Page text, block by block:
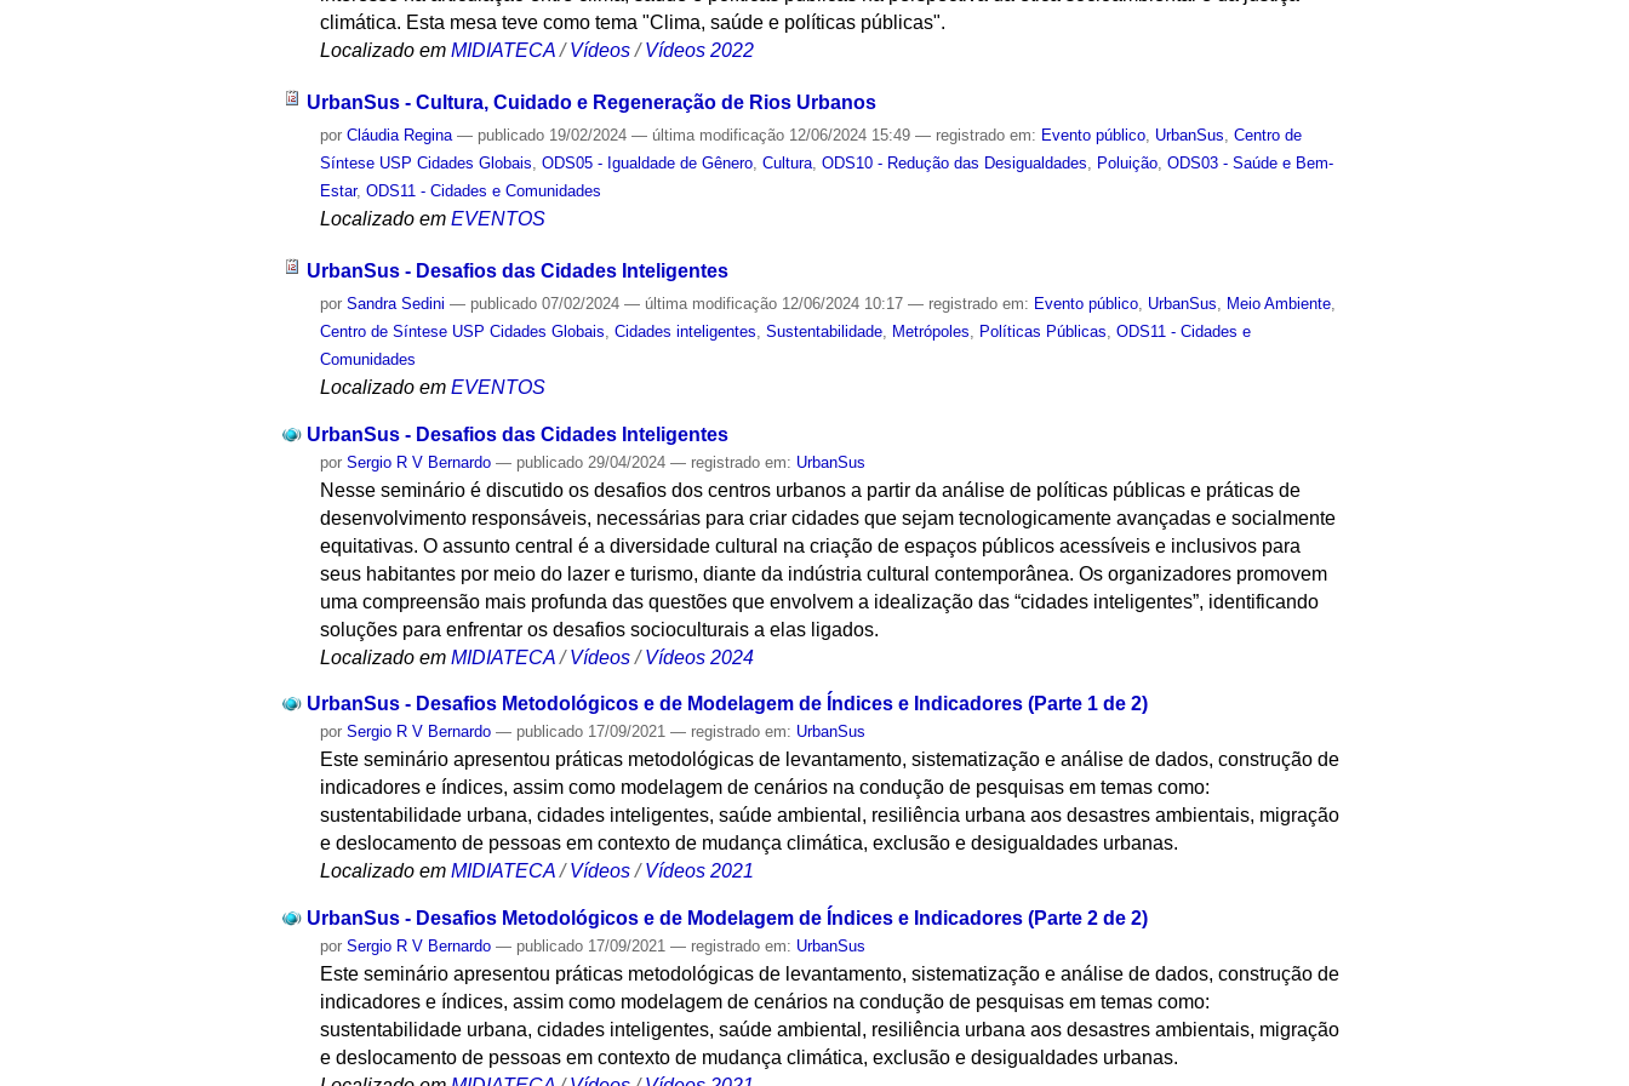
climática. Esta mesa teve como tema "Clima, saúde e políticas públicas".
Localizado em MIDIATECA /Vídeos /Vídeos 2022
UrbanSus - Cultura, Cuidado e Regeneração de Rios Urbanos
porCláudia Regina — publicado 19/02/2024— última modificação 12/06/2024 15:49— registrado em: Evento público, UrbanSus,Centro de
Síntese USP Cidades Globais,ODS05 - Igualdade de Gênero,Cultura,ODS10 - Redução das Desigualdades, Poluição,ODS03 - Saúde e Bem-
Estar,ODS11 - Cidades e Comunidades
Localizado em EVENTOS
UrbanSus - Desafios das Cidades Inteligentes
porSandra Sedini — publicado 07/02/2024— última modificação 12/06/2024 10:17— registrado em: Evento público UrbanSus Meio Ambiente
Centro de Síntese USP Cidades Globais ,Cidades inteligentes ,Sustentabilidade Metrópoles Políticas Públicas ,ODS11 - Cidades e
Comunidades
Localizado em EVENTOS
UrbanSus - Desafios das Cidades Inteligentes
porSergio R V Bernardo — publicado 29/04/2024— registrado em: UrbanSus
Nesse seminário é discutido os desafios dos centros urbanos a partir da análise de políticas públicas e práticas de
desenvolvimento responsáveis, necessárias para criar cidades que sejam tecnologicamente avançadas e socialmente
equitativas. O assunto central é a diversidade cultural na criação de espaços públicos acessíveis e inclusivos para
seus habitantes por meio do lazer e turismo, diante da indústria cultural contemporânea. Os organizadores promovem
uma compreensão mais profunda das questões que envolvem a idealização das “cidades inteligentes”, identificando
soluções para enfrentar os desafios socioculturais a elas ligados.
Localizado em MIDIATECA /Vídeos /Vídeos 2024
UrbanSus - Desafios Metodológicos e de Modelagem de Índices e Indicadores (Parte 1 de 2)
porSergio R V Bernardo — publicado 17/09/2021— registrado em: UrbanSus
Este seminário apresentou práticas metodológicas de levantamento, sistematização e análise de dados, construção de
indicadores e índices, assim como modelagem de cenários na condução de pesquisas em temas como:
sustentabilidade urbana, cidades inteligentes, saúde ambiental, resiliência urbana aos desastres ambientais, migração
e deslocamento de pessoas em contexto de mudança climática, exclusão e desigualdades urbanas.
Localizado em MIDIATECA /Vídeos /Vídeos 2021
UrbanSus - Desafios Metodológicos e de Modelagem de Índices e Indicadores (Parte 2 de 2)
porSergio R V Bernardo — publicado 17/09/2021— registrado em: UrbanSus
Este seminário apresentou práticas metodológicas de levantamento, sistematização e análise de dados, construção de
indicadores e índices, assim como modelagem de cenários na condução de pesquisas em temas como:
sustentabilidade urbana, cidades inteligentes, saúde ambiental, resiliência urbana aos desastres ambientais, migração
e deslocamento de pessoas em contexto de mudança climática, exclusão e desigualdades urbanas.